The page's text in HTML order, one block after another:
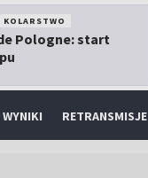
KOLARSTWO
Pologne: start
WYNIKI RETRANSMISJE